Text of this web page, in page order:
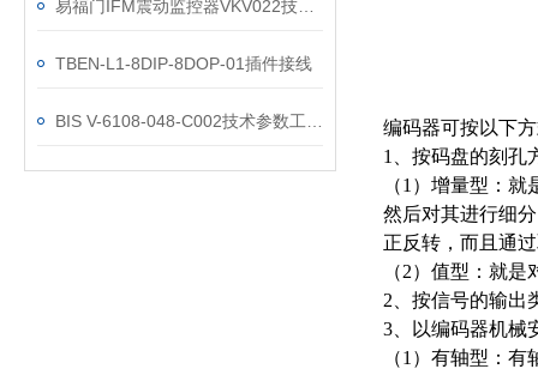
TBEN-L1-8DIP-8DOP-01插件接线
编码器可按以下
1、按码盘的刻孔
（1）增量型：
然后对其进行细
正反转，而且通
（2）值型：就
2、按信号的输出
3、以编码器机械
（1）有轴型：